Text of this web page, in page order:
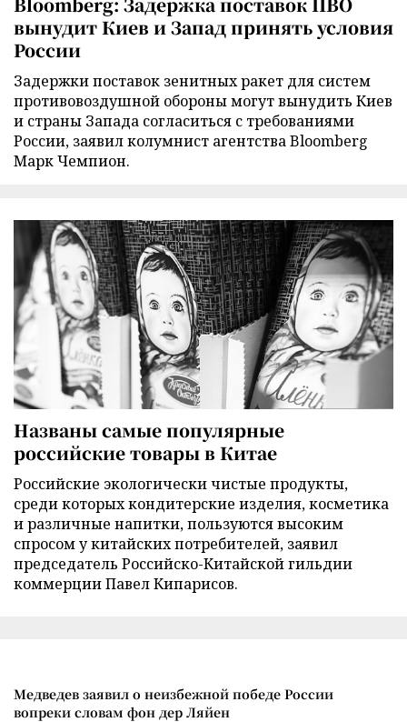
вынудит Киев и Запад принять условия
России
Задержки поставок зенитных ракет для систем
противовоздушной обороны могут вынудить Киев
и страны Запада согласиться с требованиями
России, заявил колумнист агентства Bloomberg
Марк Чемпион.
Названы самые популярные
российские товары в Китае
Российские экологически чистые продукты,
среди которых кондитерские изделия, косметика
и различные напитки, пользуются высоким
спросом у китайских потребителей, заявил
председатель Российско-Китайской гильдии
коммерции Павел Кипарисов.
Медведев заявил о неизбежной победе России
вопреки словам фон дер Ляйен